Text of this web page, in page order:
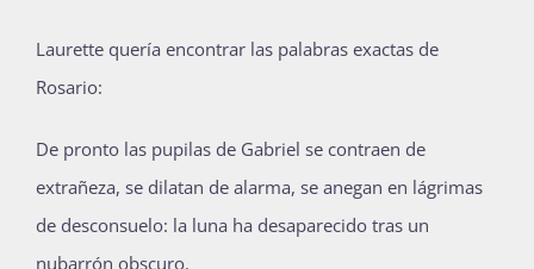
Laurette quería encontrar las palabras exactas de
Rosario:
De pronto las pupilas de Gabriel se contraen de
extrañeza, se dilatan de alarma, se anegan en lágrimas
de desconsuelo: la luna ha desaparecido tras un
nubarrón obscuro.